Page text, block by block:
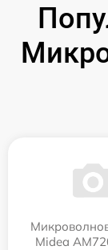
Midea